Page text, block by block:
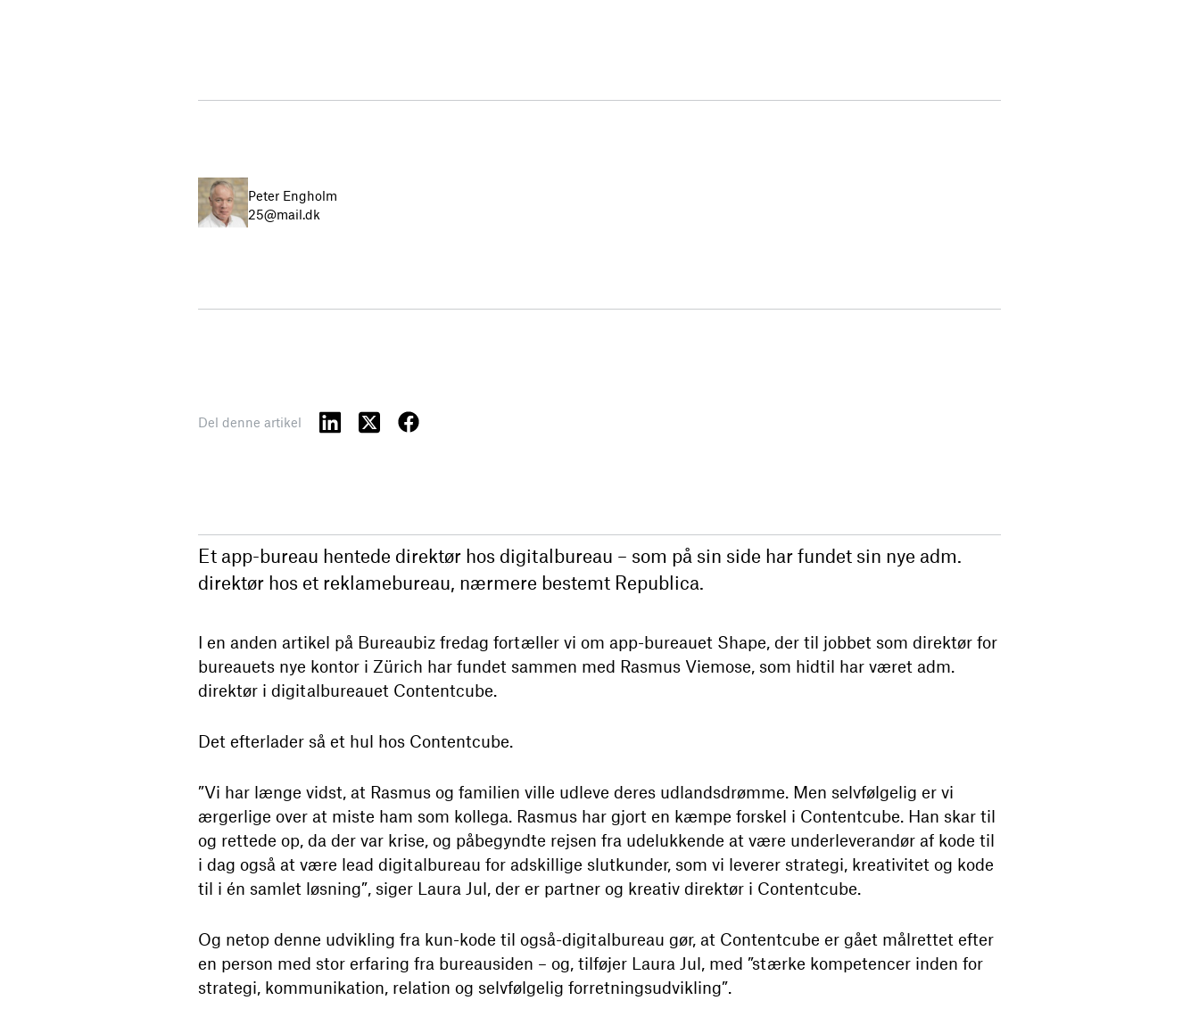
Peter Engholm
25@mail.dk
Del denne artikel
Et app-bureau hentede direktør hos digitalbureau – som på sin side har fundet sin nye adm.
direktør hos et reklamebureau, nærmere bestemt Republica.
I en anden artikel på Bureaubiz fredag fortæller vi om app-bureauet Shape, der til jobbet som direktør for
bureauets nye kontor i Zürich har fundet sammen med Rasmus Viemose, som hidtil har været adm.
direktør i digitalbureauet Contentcube.
Det efterlader så et hul hos Contentcube.
”Vi har længe vidst, at Rasmus og familien ville udleve deres udlandsdrømme. Men selvfølgelig er vi
ærgerlige over at miste ham som kollega. Rasmus har gjort en kæmpe forskel i Contentcube. Han skar til
og rettede op, da der var krise, og påbegyndte rejsen fra udelukkende at være underleverandør af kode til
i dag også at være lead digitalbureau for adskillige slutkunder, som vi leverer strategi, kreativitet og kode
til i én samlet løsning”, siger Laura Jul, der er partner og kreativ direktør i Contentcube.
Og netop denne udvikling fra kun-kode til også-digitalbureau gør, at Contentcube er gået målrettet efter
en person med stor erfaring fra bureausiden – og, tilføjer Laura Jul, med ”stærke kompetencer inden for
strategi, kommunikation, relation og selvfølgelig forretningsudvikling”.